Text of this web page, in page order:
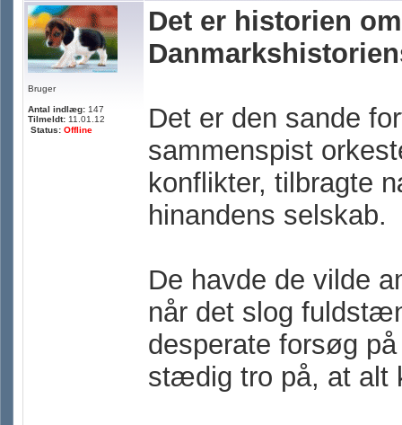
Bruger
Antal indlæg: 147
Tilmeldt: 11.01.12
Status: Offline
Det er historien
Det er den sande
sammenspist
konflikter, tilbragte
hinandens selskab.
De havde de vilde
når det slog
desperate forsøg
stædig tro på, at alt